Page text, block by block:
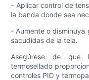
- Aplicar control de
la banda donde sea
- Aumente o
sacudidas de la tela.
Asegúrese de que
termosellado
controles PID y